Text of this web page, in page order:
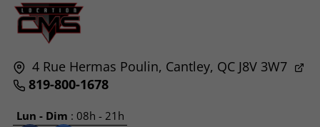
4 Rue Hermas Poulin, Cantley, QC J8V 3W7
819-800-1678
Lun - Dim : 08h - 21h